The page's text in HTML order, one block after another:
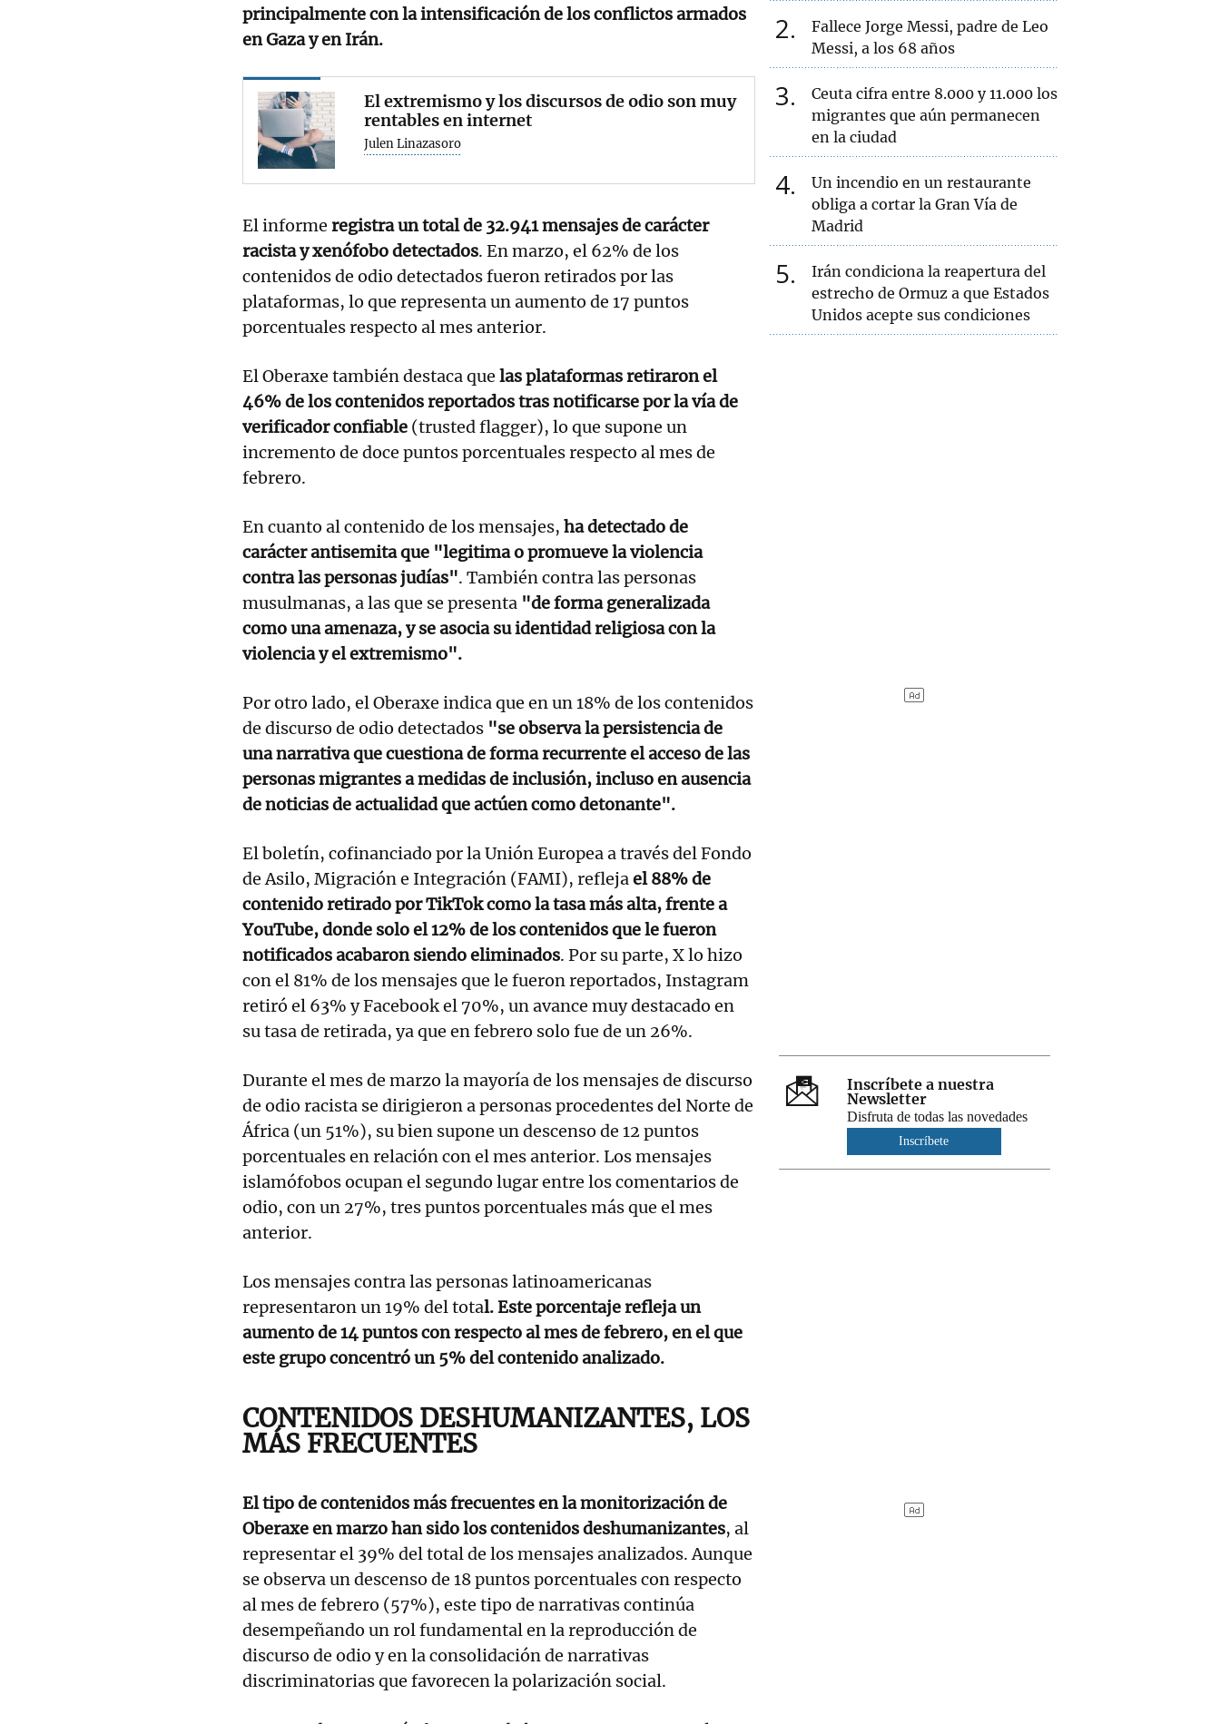
principalmente con la intensificación de los conflictos armados
en Gaza y en Irán.
El extremismo y los discursos de odio son muy
rentables en internet
Julen Linazasoro
El informe registra un total de 32.941 mensajes de carácter
racista y xenófobo detectados. En marzo, el 62% de los
contenidos de odio detectados fueron retirados por las
plataformas, lo que representa un aumento de 17 puntos
porcentuales respecto al mes anterior.
El Oberaxe también destaca que las plataformas retiraron el
46% de los contenidos reportados tras notificarse por la vía de
verificador confiable (trusted flagger), lo que supone un
incremento de doce puntos porcentuales respecto al mes de
febrero.
En cuanto al contenido de los mensajes, ha detectado de
carácter antisemita que "legitima o promueve la violencia
contra las personas judías". También contra las personas
musulmanas, a las que se presenta "de forma generalizada
como una amenaza, y se asocia su identidad religiosa con la
violencia y el extremismo".
Por otro lado, el Oberaxe indica que en un 18% de los contenidos
de discurso de odio detectados "se observa la persistencia de
una narrativa que cuestiona de forma recurrente el acceso de las
personas migrantes a medidas de inclusión, incluso en ausencia
de noticias de actualidad que actúen como detonante".
El boletín, cofinanciado por la Unión Europea a través del Fondo
de Asilo, Migración e Integración (FAMI), reflejael 88% de
contenido retirado por TikTok como la tasa más alta, frente a
YouTube, donde solo el 12% de los contenidos que le fueron
notificados acabaron siendo eliminados. Por su parte, X lo hizo
con el 81% de los mensajes que le fueron reportados, Instagram
retiró el 63% y Facebook el 70%, un avance muy destacado en
su tasa de retirada, ya que en febrero solo fue de un 26%.
Durante el mes de marzo la mayoría de los mensajes de discurso
de odio racista se dirigieron a personas procedentes del Norte de
África (un 51%), su bien supone un descenso de 12 puntos
porcentuales en relación con el mes anterior. Los mensajes
islamófobos ocupan el segundo lugar entre los comentarios de
odio, con un 27%, tres puntos porcentuales más que el mes
anterior.
Los mensajes contra las personas latinoamericanas
representaron un 19% del total. Este porcentaje refleja un
aumento de 14 puntos con respecto al mes de febrero, en el que
este grupo concentró un 5% del contenido analizado.
CONTENIDOS DESHUMANIZANTES, LOS
MÁS FRECUENTES
El tipo de contenidos más frecuentes en la monitorización de
Oberaxe en marzo han sido los contenidos deshumanizantes, al
representar el 39% del total de los mensajes analizados. Aunque
se observa un descenso de 18 puntos porcentuales con respecto
al mes de febrero (57%), este tipo de narrativas continúa
desempeñando un rol fundamental en la reproducción de
discurso de odio y en la consolidación de narrativas
discriminatorias que favorecen la polarización social.
2
Fallece Jorge Messi, padre de Leo
Messi, a los 68 años
3
Ceuta cifra entre 8.000 y 11.000 los
migrantes que aún permanecen
en la ciudad
4
Un incendio en un restaurante
obliga a cortar la Gran Vía de
Madrid
5
Irán condiciona la reapertura del
estrecho de Ormuz a que Estados
Unidos acepte sus condiciones
Inscríbete a nuestra
Newsletter
Disfruta de todas las novedades
Inscríbete